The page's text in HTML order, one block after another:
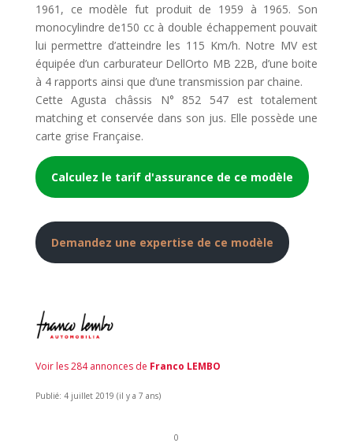
1961, ce modèle fut produit de 1959 à 1965. Son
monocylindre de150 cc à double échappement pouvait
lui permettre d’atteindre les 115 Km/h. Notre MV est
équipée d’un carburateur DellOrto MB 22B, d’une boite
à 4 rapports ainsi que d’une transmission par chaine.
Cette Agusta châssis N° 852 547 est totalement
matching et conservée dans son jus. Elle possède une
carte grise Française.
Calculez le tarif d'assurance de ce modèle
Demandez une expertise de ce modèle
Voir les 284 annonces de Franco LEMBO
Publié: 4 juillet 2019 (il y a 7 ans)
0